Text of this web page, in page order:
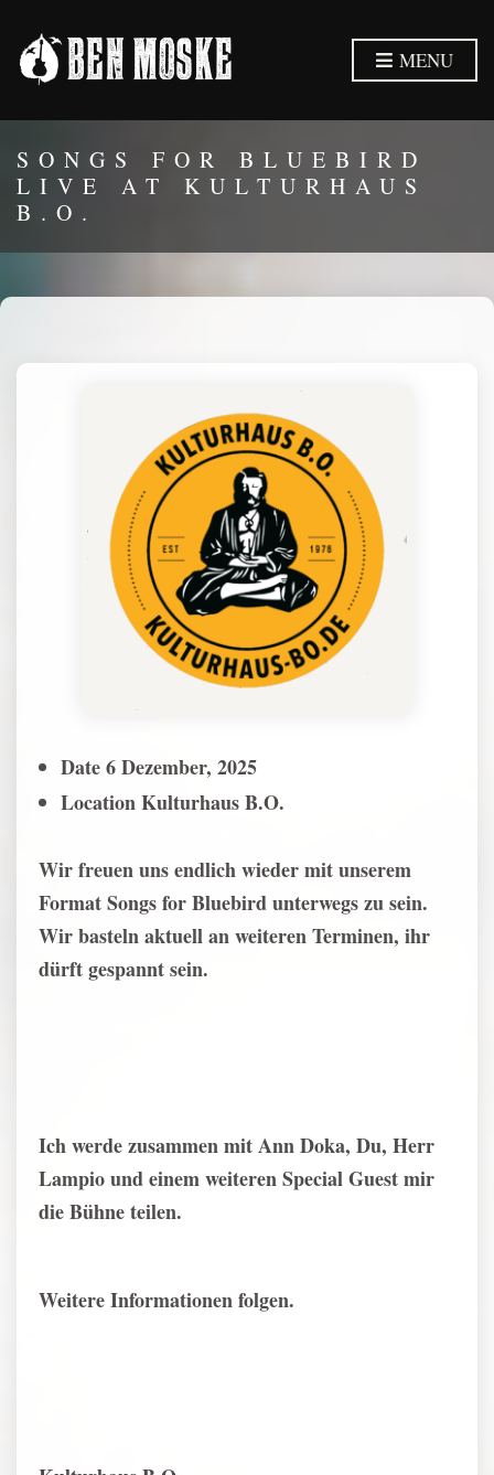
MENU
SONGS FOR BLUEBIRD
LIVE AT KULTURHAUS
B.O.
Date6 Dezember, 2025
LocationKulturhaus B.O.
Wir freuen uns endlich wieder mit unserem
Format Songs for Bluebird unterwegs zu sein.
Wir basteln aktuell an weiteren Terminen, ihr
dürft gespannt sein.
Ich werde zusammen mit Ann Doka, Du, Herr
Lampio und einem weiteren Special Guest mir
die Bühne teilen.
Weitere Informationen folgen.